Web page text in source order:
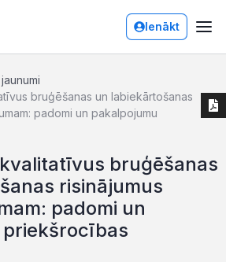
Ienākt
bruģēšanas un labiekārtošanas
padomi un pakalpojumu
bruģēšanas
risinājumus
padomi un